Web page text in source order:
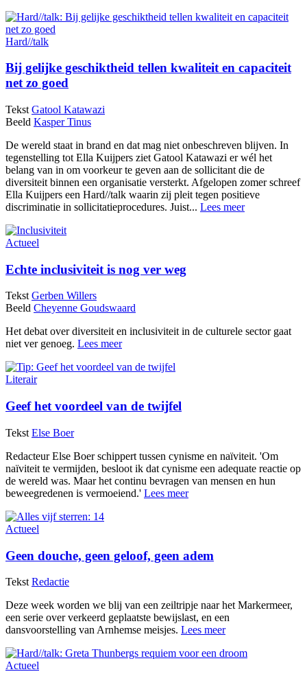
Hard//talk
Bij gelijke geschiktheid tellen kwaliteit en capaciteit
net zo goed
Tekst Gatool Katawazi
Beeld Kasper Tinus
De wereld staat in brand en dat mag niet onbeschreven blijven. In
tegenstelling tot Ella Kuijpers ziet Gatool Katawazi er wél het
belang van in om voorkeur te geven aan de sollicitant die de
diversiteit binnen een organisatie versterkt. Afgelopen zomer schreef
Ella Kuijpers een Hard//talk waarin zij pleit tegen positieve
discriminatie in sollicitatieprocedures. Juist... Lees meer
Actueel
Echte inclusiviteit is nog ver weg
Tekst Gerben Willers
Beeld Cheyenne Goudswaard
Het debat over diversiteit en inclusiviteit in de culturele sector gaat
niet ver genoeg. Lees meer
Literair
Geef het voordeel van de twijfel
Tekst Else Boer
Redacteur Else Boer schippert tussen cynisme en naïviteit. 'Om
naïviteit te vermijden, besloot ik dat cynisme een adequate reactie op
de wereld was. Maar het continu bevragen van mensen en hun
beweegredenen is vermoeiend.' Lees meer
Actueel
Geen douche, geen geloof, geen adem
Tekst Redactie
Deze week worden we blij van een zeiltripje naar het Markermeer,
een serie over verkeerd geplaatste bewijslast, en een
dansvoorstelling van Arnhemse meisjes. Lees meer
Actueel